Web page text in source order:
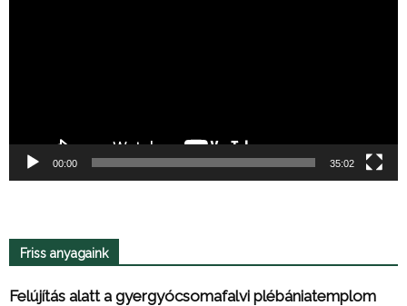
00:00 35:02
Friss anyagaink
Felújítás alatt a gyergyócsomafalvi plébániatemplom